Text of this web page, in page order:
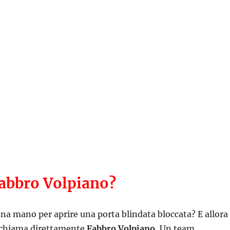
Volpiano?
mano per aprire una porta blindata bloccata? E allora